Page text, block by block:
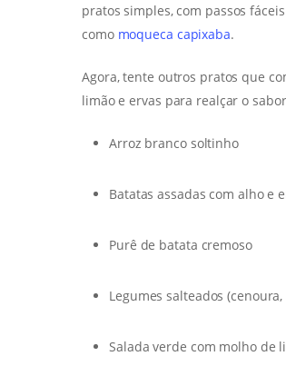
pratos simples, com passos
como moqueca capixaba.
Agora, tente outros pratos que
limão e ervas para realçar o
Arroz branco soltinho
Batatas assadas com alho e
Purê de batata cremoso
Legumes salteados
Salada verde com molho de